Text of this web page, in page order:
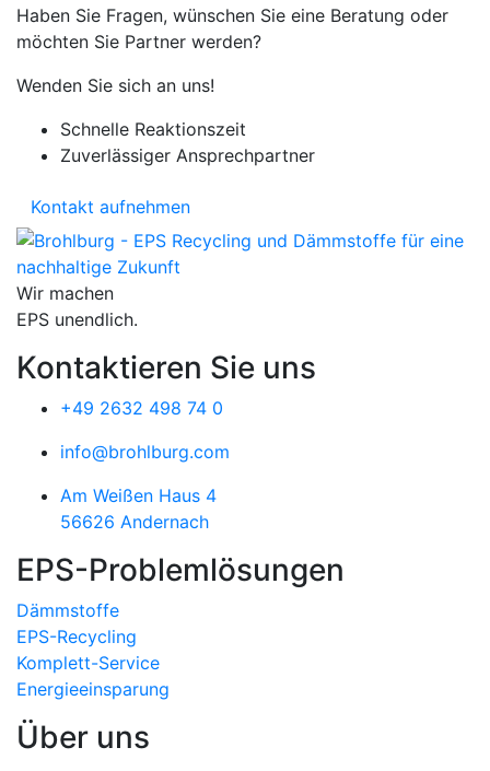
Haben Sie Fragen, wünschen Sie eine Beratung oder
möchten Sie Partner werden?
Wenden Sie sich an uns!
Schnelle Reaktionszeit
Zuverlässiger Ansprechpartner
Kontakt aufnehmen
Wir machen
EPS unendlich.
Kontaktieren Sie uns
+49 2632 498 74 0
info@brohlburg.com
Am Weißen Haus 4
56626 Andernach
EPS-Problemlösungen
Dämmstoffe
EPS-Recycling
Komplett-Service
Energieeinsparung
Über uns